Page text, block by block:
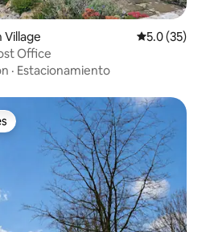
Calificación
5.0 (35)
Office
· Estacionamiento